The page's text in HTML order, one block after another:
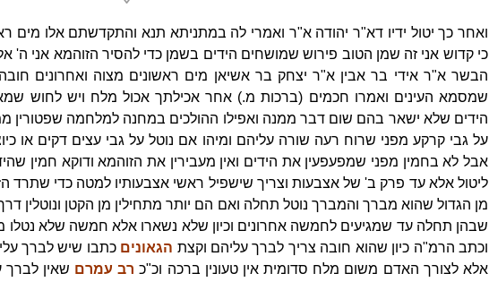
ואחר כך יטול ידיו דא"ר יהודה א"ר ואמרי לה במתניתא תנא והתקדשתם אלו מים
כי קדוש אני זה שמן הטוב פירוש שמושחים הידים בשמן כדי להסיר הזוהמא אני ה'
הבשר א"ר אידי בר אבין א"ר יצחק בר אשיאן מים ראשונים מצוה ואחרונים
שמסמא העינים ואמרו חכמים (ברכות מ.) אחר אכילתך אכול מלח ויש לחוש שמא
הידים שלא ישאר בהם שום דבר ממנה ואפילו ההולכים במחנה למלחמה שפטורין ממים
על גבי קרקע מפני שרוח רעה שורה עליהם ומיהו אם נוטל על גבי עצים דקים או
אבל לא בחמין מפני שמפעפעין את הידים ואין מעבירין את הזוהמא ודוקא חמין
ליטול אלא עד פרק ב' של אצבעות וצריך שישפיל ראשי אצבעותיו למטה כדי שתרד
מן הגדול שהוא מברך והמברך נוטל תחלה ואם הם יותר מתחילין מן הקטן ונוטלין דרך
שבהן תחלה עד שמגיעים לחמשה אחרונים וכיון שלא נשארו אלא חמשה שלא
וכתב הרמ"ה כיון שהוא חובה צריך לברך עליהם וקצת הגאונים כתבו שיש לברך
אלא לצורך האדם משום מלח סדומית אין טעונין ברכה וכ"כ רב עמרם שאין לברך